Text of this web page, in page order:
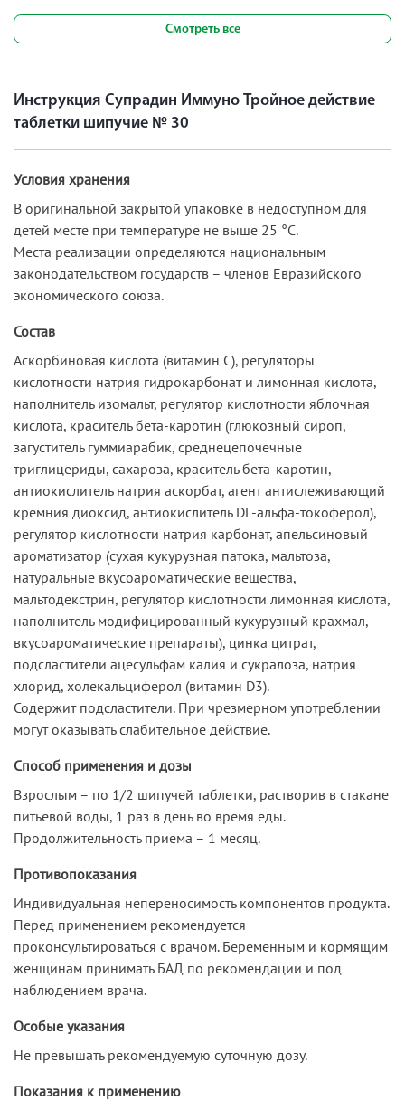
Смотреть все
Инструкция Супрадин Иммуно Тройное действие
таблетки шипучие № 30
Условия хранения
В оригинальной закрытой упаковке в недоступном для
детей месте при температуре не выше 25 °С.
Места реализации определяются национальным
законодательством государств – членов Евразийского
экономического союза.
Состав
Аскорбиновая кислота (витамин С), регуляторы
кислотности натрия гидрокарбонат и лимонная кислота,
наполнитель изомальт, регулятор кислотности яблочная
кислота, краситель бета-каротин (глюкозный сироп,
загуститель гуммиарабик, среднецепочечные
триглицериды, сахароза, краситель бета-каротин,
антиокислитель натрия аскорбат, агент антислеживающий
кремния диоксид, антиокислитель DL-альфа-токоферол),
регулятор кислотности натрия карбонат, апельсиновый
ароматизатор (сухая кукурузная патока, мальтоза,
натуральные вкусоароматические вещества,
мальтодекстрин, регулятор кислотности лимонная кислота,
наполнитель модифицированный кукурузный крахмал,
вкусоароматические препараты), цинка цитрат,
подсластители ацесульфам калия и сукралоза, натрия
хлорид, холекальциферол (витамин D3).
Содержит подсластители. При чрезмерном употреблении
могут оказывать слабительное действие.
Способ применения и дозы
Взрослым – по 1/2 шипучей таблетки, растворив в стакане
питьевой воды, 1 раз в день во время еды.
Продолжительность приема – 1 месяц.
Противопоказания
Индивидуальная непереносимость компонентов продукта.
Перед применением рекомендуется
проконсультироваться с врачом. Беременным и кормящим
женщинам принимать БАД по рекомендации и под
наблюдением врача.
Особые указания
Не превышать рекомендуемую суточную дозу.
Показания к применению